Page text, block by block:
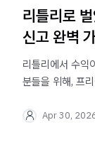
리틀리로
신고 완벽
리틀리에서 수익
분들을 위해, 프
Apr 30,